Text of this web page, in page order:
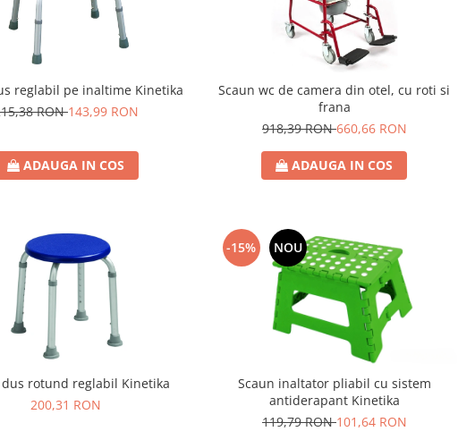
reglabil pe inaltime Kinetika
RON143,99 RON
ADAUGA IN COS
Scaun wc de camera din otel, cu roti si
frana
918,39 RON660,66 RON
ADAUGA IN COS
dus rotund reglabil Kinetika
200,31 RON
-15% NOU
Scaun inaltator pliabil cu sistem
antiderapant Kinetika
119,79 RON101,64 RON